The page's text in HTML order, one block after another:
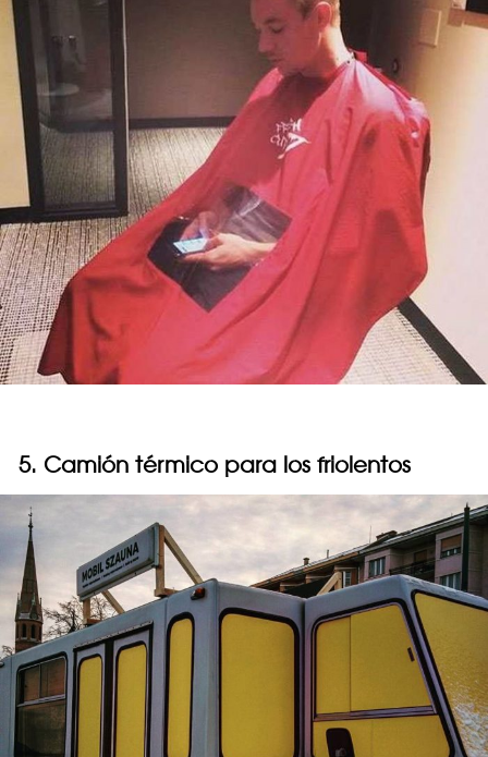
5. Camión térmico para los friolentos